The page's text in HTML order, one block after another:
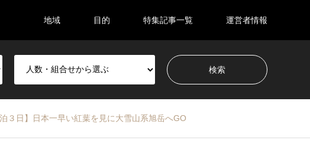
地域 目的 特集記事一覧 運営者情報
３日】日本一早い紅葉を見に大雪山系旭岳へGO